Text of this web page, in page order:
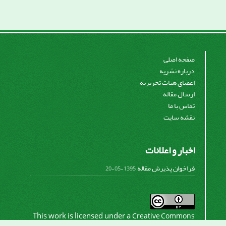
صفحه اصلی
درباره نشریه
اعضای هیات تحریریه
ارسال مقاله
تماس با ما
نقشه سایت
اخبار و اعلانات
فراخوان پذیرش مقاله1395-05-20
This work is licensed under aCreative Commons